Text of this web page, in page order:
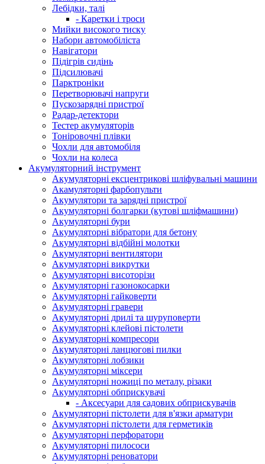
Лебідки, талі
- Каретки і троси
Мийки високого тиску
Набори автомобіліста
Навігатори
Підігрів сидінь
Підсилювачі
Парктроніки
Перетворювачі напруги
Пускозарядні пристрої
Радар-детектори
Тестер акумуляторів
Тоніровочні плівки
Чохли для автомобіля
Чохли на колеса
Акумуляторний інструмент
Акумуляторні ексцентрикові шліфувальні машини
Акамуляторні фарбопульти
Акумулятори та зарядні пристрої
Акумуляторні болгарки (кутові шліфмашини)
Акумуляторні бури
Акумуляторні вібратори для бетону
Акумуляторні відбійні молотки
Акумуляторні вентилятори
Акумуляторні викрутки
Акумуляторні висоторізи
Акумуляторні газонокосарки
Акумуляторні гайковерти
Акумуляторні гравери
Акумуляторні дрилі та шуруповерти
Акумуляторні клейові пістолети
Акумуляторні компресори
Акумуляторні ланцюгові пилки
Акумуляторні лобзики
Акумуляторні міксери
Акумуляторні ножиці по металу, різаки
Акумуляторні обприскувачі
- Аксесуари для садових обприскувачів
Акумуляторні пістолети для в'язки арматури
Акумуляторні пістолети для герметиків
Акумуляторні перфоратори
Акумуляторні пилососи
Акумуляторні реноватори